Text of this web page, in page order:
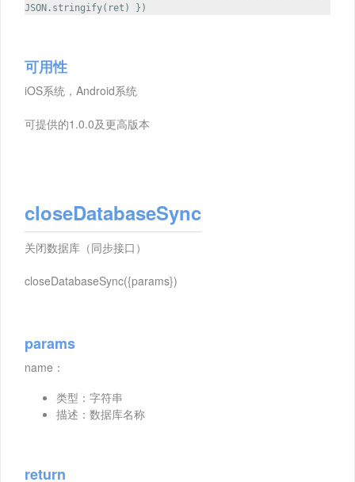
JSON.stringify(ret) })
可用性
iOS系统，Android系统
可提供的1.0.0及更高版本
closeDatabaseSync
关闭数据库（同步接口）
closeDatabaseSync({params})
params
name：
类型：字符串
描述：数据库名称
return